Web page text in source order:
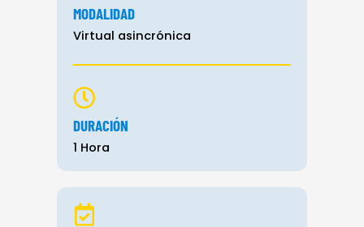
MODALIDAD
Virtual asincrónica
DURACIÓN
1 Hora